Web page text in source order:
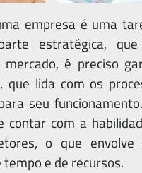
empresa é uma
estratégica,
mercado, é preciso
que lida com os
seu
contar com a
o que
tempo e de recursos.